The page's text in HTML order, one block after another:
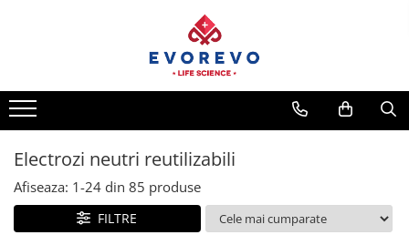
Nebulizatoare
Concentratoare oxigen
Senzori SpO2
Pulsoximetre
Termometre
Higrometre
Electrozi neutri reutilizabili
Afiseaza: 1-24 din 85 produse
FILTRE